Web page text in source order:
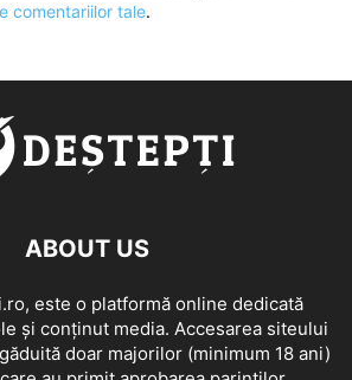
comentariilor tale.
ABOUT US
este o platformă online dedicată
și conținut media. Accesarea siteului
doar majorilor (minimum 18 ani)